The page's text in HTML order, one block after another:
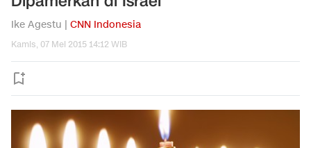
Ike Agestu | CNN Indonesia
Kamis, 07 Mei 2015 14:12 WIB